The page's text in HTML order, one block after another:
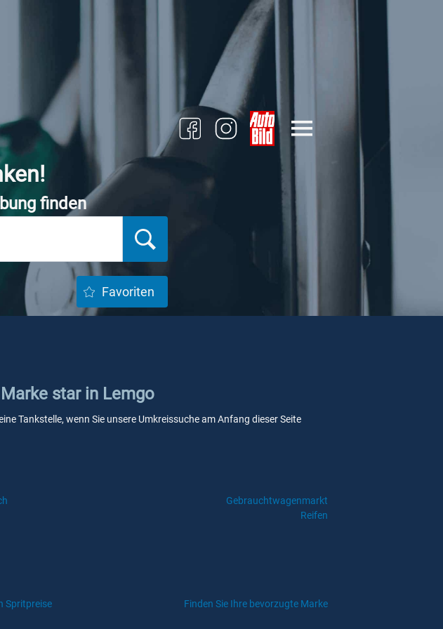
finden
Favoriten
star in Lemgo
Tankstelle, wenn Sie unsere Umkreissuche am Anfang dieser Seite
Gebrauchtwagenmarkt
Reifen
Spritpreise Finden Sie Ihre bevorzugte Marke